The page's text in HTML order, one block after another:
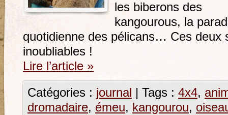
les biberons des
kangourous, la
quotidienne des pélicans… Ces deux
inoubliables !
Lire l’article »
Catégories : journal | Tags : 4x4,
dromadaire, émeu, kangourou,